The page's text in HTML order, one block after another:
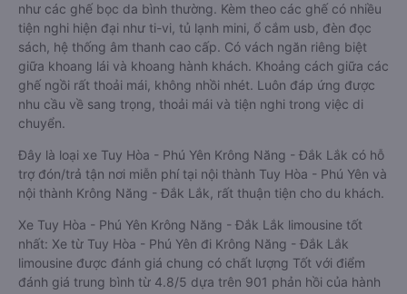
như các ghế bọc da bình thường. Kèm theo các ghế có nhiều
tiện nghi hiện đại như ti-vi, tủ lạnh mini, ổ cắm usb, đèn đọc
sách, hệ thống âm thanh cao cấp. Có vách ngăn riêng biệt
giữa khoang lái và khoang hành khách. Khoảng cách giữa các
ghế ngồi rất thoải mái, không nhồi nhét. Luôn đáp ứng được
nhu cầu về sang trọng, thoải mái và tiện nghi trong việc di
chuyển.
Đây là loại xe Tuy Hòa - Phú Yên Krông Năng - Đắk Lắk có hỗ
trợ đón/trả tận nơi miễn phí tại nội thành Tuy Hòa - Phú Yên và
nội thành Krông Năng - Đắk Lắk, rất thuận tiện cho du khách.
Xe Tuy Hòa - Phú Yên Krông Năng - Đắk Lắk limousine tốt
nhất: Xe từ Tuy Hòa - Phú Yên đi Krông Năng - Đắk Lắk
limousine được đánh giá chung có chất lượng Tốt với điểm
đánh giá trung bình từ 4.8/5 dựa trên 901 phản hồi của hành